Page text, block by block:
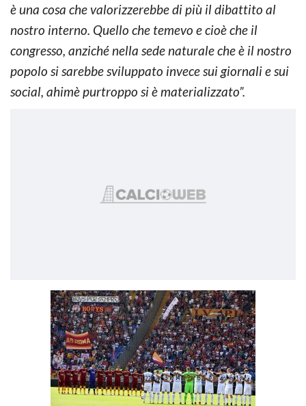
è una cosa che valorizzerebbe di più il dibattito al
nostro interno. Quello che temevo e cioè che il
congresso, anziché nella sede naturale che è il nostro
popolo si sarebbe sviluppato invece sui giornali e sui
social, ahimè purtroppo si è materializzato”.